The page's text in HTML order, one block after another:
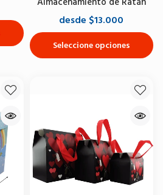
desde $13.000
Seleccione opciones